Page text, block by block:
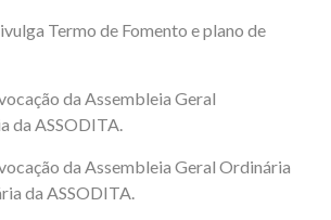
Termo de Fomento e plano de
da Assembleia Geral
da ASSODITA.
da Assembleia Geral Ordinária
da ASSODITA.